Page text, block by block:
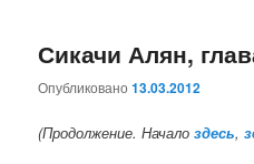
Сикачи Алян,
Опубликовано13.03.2012
(Продолжение. Началоздесь,